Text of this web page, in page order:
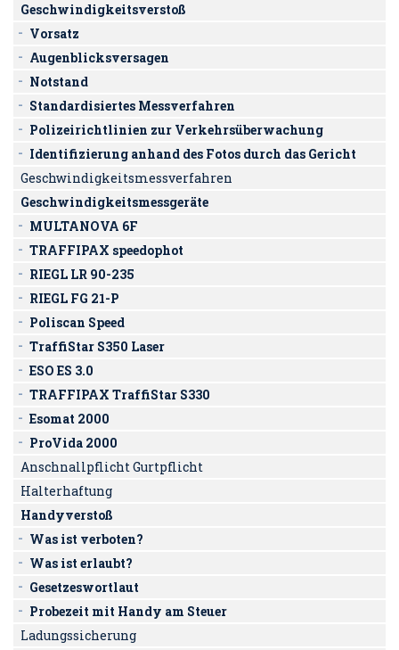
Geschwindigkeitsverstoß
Vorsatz
Augenblicksversagen
Notstand
Standardisiertes Messverfahren
Polizeirichtlinien zur Verkehrsüberwachung
Identifizierung anhand des Fotos durch das Gericht
Geschwindigkeitsmessverfahren
Geschwindigkeitsmessgeräte
MULTANOVA 6F
TRAFFIPAX speedophot
RIEGL LR 90-235
RIEGL FG 21-P
Poliscan Speed
TraffiStar S350 Laser
ESO ES 3.0
TRAFFIPAX TraffiStar S330
Esomat 2000
ProVida 2000
Anschnallpflicht Gurtpflicht
Halterhaftung
Handyverstoß
Was ist verboten?
Was ist erlaubt?
Gesetzeswortlaut
Probezeit mit Handy am Steuer
Ladungssicherung